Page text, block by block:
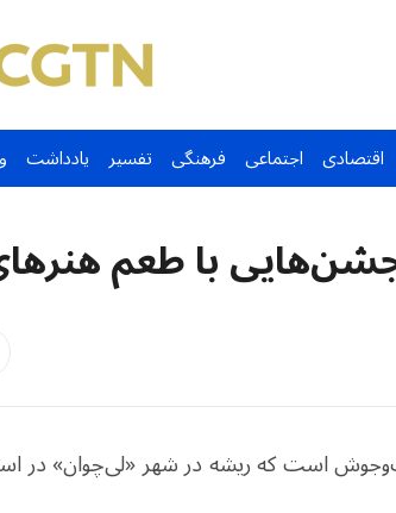
اقتصادی اجتماعی فرهنگی تفسیر یادداشت
با طعم
وجوش است که ریشهدر شهر«لیچوان»در